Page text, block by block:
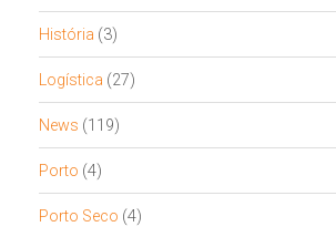
História (3)
Logística (27)
News (119)
Porto (4)
Porto Seco (4)